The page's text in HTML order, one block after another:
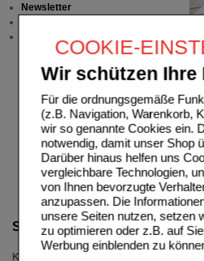
COOKIE-
Wir schützen Ihre
Für die ordnungsgemäße
(z.B. Navigation, Warenkorb,
wir so genannte Cookies ein.
notwendig, damit unser Shop
Darüber hinaus helfen uns
vergleichbare Technologien,
von Ihnen bevorzugte
anzupassen. Die
unsere Seiten nutzen, setzen
zu optimieren oder z.B. auf
Werbung einblenden zu
Suche verfeinern
Kategorien
Newsletter